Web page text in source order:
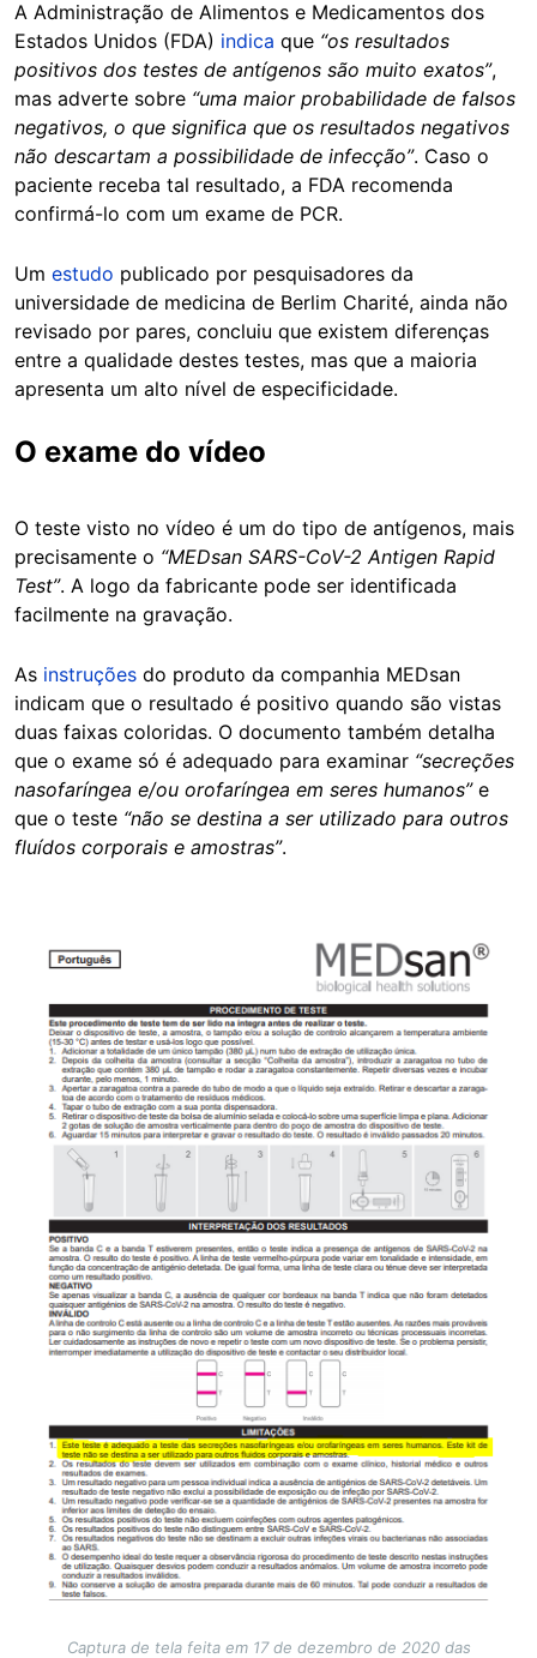
A Administração de Alimentos e Medicamentos dos
Estados Unidos (FDA) indica que “os resultados
positivos dos testes de antígenos são muito exatos”,
mas adverte sobre “uma maior probabilidade de falsos
negativos, o que significa que os resultados negativos
não descartam a possibilidade de infecção”. Caso o
paciente receba tal resultado, a FDA recomenda
confirmá-lo com um exame de PCR.
Um estudo publicado por pesquisadores da
universidade de medicina de Berlim Charité, ainda não
revisado por pares, concluiu que existem diferenças
entre a qualidade destes testes, mas que a maioria
apresenta um alto nível de especificidade.
O exame do vídeo
O teste visto no vídeo é um do tipo de antígenos, mais
precisamente o “MEDsan SARS-CoV-2 Antigen Rapid
Test”. A logo da fabricante pode ser identificada
facilmente na gravação.
As instruções do produto da companhia MEDsan
indicam que o resultado é positivo quando são vistas
duas faixas coloridas. O documento também detalha
que o exame só é adequado para examinar “secreções
nasofaríngea e/ou orofaríngea em seres humanos”e
que o teste “não se destina a ser utilizado para outros
fluídos corporais e amostras”.
Captura de tela feita em 17 de dezembro de 2020 das